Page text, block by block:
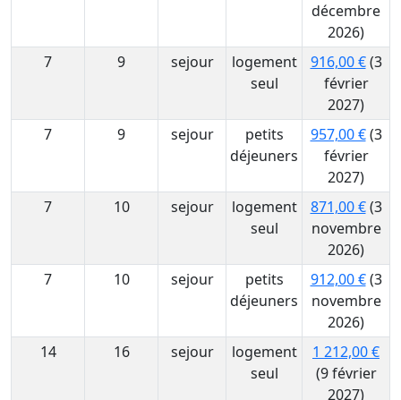
décembre
2026)
7
9 sejour
logement
seul
916,00 €(3
février
2027)
7
9 sejour
petits
déjeuners
957,00 €(3
février
2027)
7
10 sejour
logement
seul
871,00 €(3
novembre
2026)
7
10 sejour
petits
déjeuners
912,00 €(3
novembre
2026)
14
16 sejour
logement
seul
1 212,00 €
(9 février
2027)